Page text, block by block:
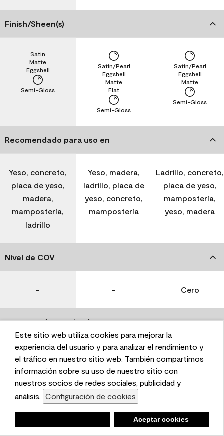
This website uses cookies to enhance user experience
and to analyze performance and traffic on our website.
We also share information about your use of our site
with our social media, advertising, and analytics
partners. Cookie Settings
Accept Cookies
Este sitio web utiliza cookies para mejorar la
experiencia del usuario y para analizar el rendimiento y
el tráfico en nuestro sitio web. También compartimos
información sobre su uso de nuestro sitio con
nuestros socios de redes sociales, publicidad y
análisis. Configuración de cookies
Aceptar cookies
Finish/Sheen(s)
Semi-Gloss
Eggshell
Matte
Satin
Semi-Gloss
Flat
Matte
Eggshell
Satin/Pearl
Semi-Gloss
Matte
Eggshell
Satin/Pearl
Recomendado para uso en
Yeso, concreto,
placa de yeso,
madera,
mampostería,
ladrillo
Yeso, madera,
ladrillo, placa de
yeso, concreto,
mampostería
Ladrillo, concreto,
placa de yeso,
mampostería,
yeso, madera
Nivel de COV
- - Cero
Coverage (Sq. Ft./Gal)
350-400 400-450 400-450
Tiempo de secado
1 hora